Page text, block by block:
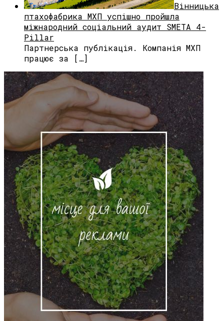
Вінницька
птахофабрика МХП успішно пройшла
міжнародний соціальний аудит SMETA 4-
Pillar
Партнерська публікація. Компанія МХП
працює за […]